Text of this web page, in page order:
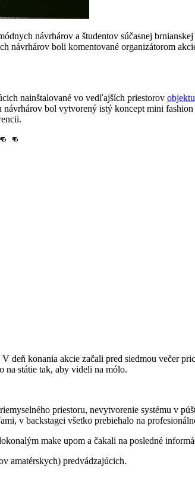
návrhárov a študentov súčasnej
boli komentované organizátorom
nainštalované vo vedľajších priestorov objektu
bol vytvorený istý koncept mini
👊
V deň konania akcie začali pred siedmou večer
na státie tak, aby videli na mólo.
priestoru, nevytvorenie systému v
v backstagei všetko prebiehalo na
make upom a čakali na posledné
amatérskych) predvádzajúcich.